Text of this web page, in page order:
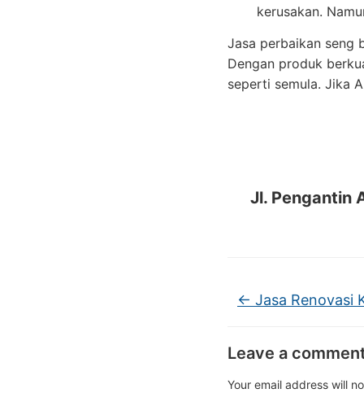
kerusakan.
Jasa perbaikan seng
Dengan produk
seperti semula. Jika
Jl. Pengantin
← Jasa Renovasi
Leave a
Your email address will